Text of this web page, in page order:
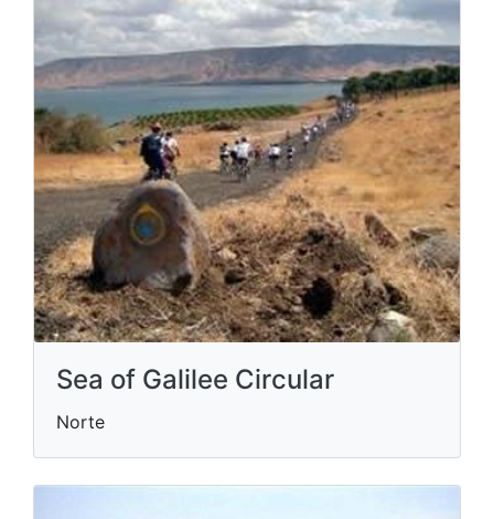
Sea of Galilee Circular
Norte